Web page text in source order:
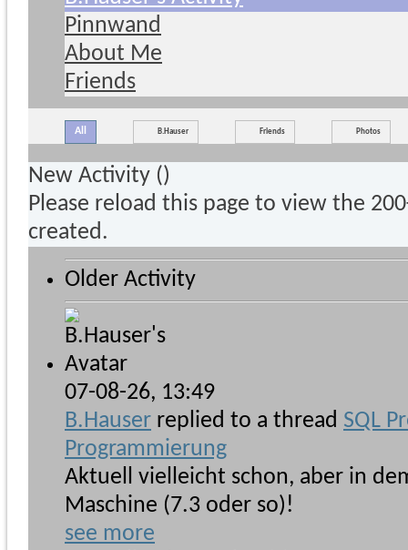
Pinnwand
About Me
Friends
All B.Hauser Friends Photos
New Activity ()
Please reload this page to view the
created.
Older Activity
07-08-26, 13:49
B.Hauser replied to a thread SQL
Programmierung
Aktuell vielleicht schon, aber in
Maschine (7.3 oder so)!
see more